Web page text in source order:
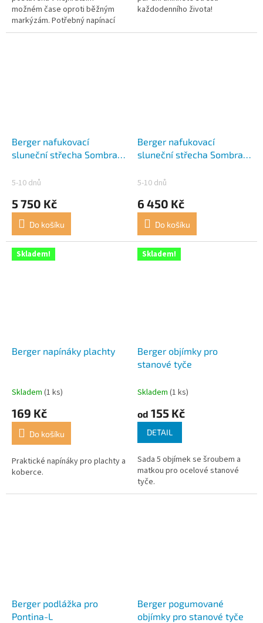
možném čase oproti běžným
markýzám. Potřebný napínací
materiál, stejně jako přítlačné
každodenního života!
Berger nafukovací
sluneční střecha Sombra -
5-10 dnů
5 750 Kč
Do košíku
Berger nafukovací
sluneční střecha Sombra-
5-10 dnů
6 450 Kč
Do košíku
Skladem!
Berger napínáky plachty
Skladem (1 ks)
169 Kč
Do košíku
Praktické napínáky pro plachty a
koberce.
Skladem!
Berger objímky pro
stanové tyče
Skladem (1 ks)
od 155 Kč
DETAIL
Sada 5 objímek se šroubem a
matkou pro ocelové stanové
tyče.
Berger podlážka pro
Pontina-L
Berger pogumované
objímky pro stanové tyče